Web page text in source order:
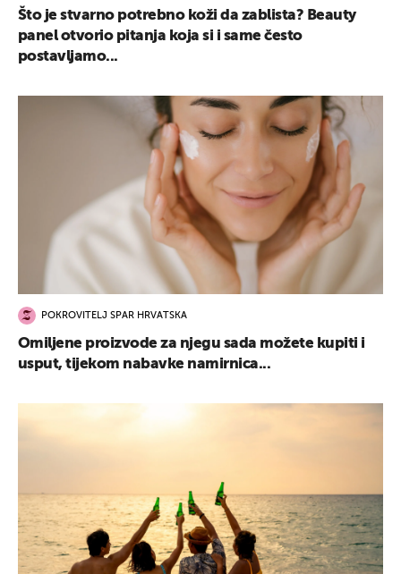
Što je stvarno potrebno koži da zablista? Beauty
panel otvorio pitanja koja si i same često
postavljamo...
POKROVITELJ SPAR HRVATSKA
Omiljene proizvode za njegu sada možete kupiti i
usput, tijekom nabavke namirnica...